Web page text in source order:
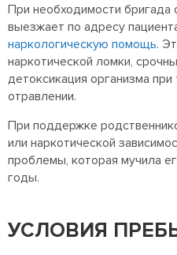
При необходимости бригада
выезжает по адресу
наркологическую помощь.
наркотической ломки,
детоксикация организма
отравлении.
При поддержке
или наркотической
проблемы, которая мучила
годы.
УСЛОВИЯ